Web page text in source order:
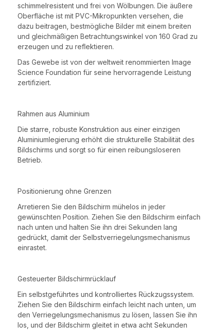
schimmelresistent und frei von Wölbungen. Die äußere
Oberfläche ist mit PVC-Mikropunkten versehen, die
dazu beitragen, bestmögliche Bilder mit einem breiten
und gleichmäßigen Betrachtungswinkel von 160 Grad zu
erzeugen und zu reflektieren.
Das Gewebe ist von der weltweit renommierten Image
Science Foundation für seine hervorragende Leistung
zertifiziert.
Rahmen aus Aluminium
Die starre, robuste Konstruktion aus einer einzigen
Aluminiumlegierung erhöht die strukturelle Stabilität des
Bildschirms und sorgt so für einen reibungsloseren
Betrieb.
Positionierung ohne Grenzen
Arretieren Sie den Bildschirm mühelos in jeder
gewünschten Position. Ziehen Sie den Bildschirm einfach
nach unten und halten Sie ihn drei Sekunden lang
gedrückt, damit der Selbstverriegelungsmechanismus
einrastet.
Gesteuerter Bildschirmrücklauf
Ein selbstgeführtes und kontrolliertes Rückzugssystem.
Ziehen Sie den Bildschirm einfach leicht nach unten, um
den Verriegelungsmechanismus zu lösen, lassen Sie ihn
los, und der Bildschirm gleitet in etwa acht Sekunden